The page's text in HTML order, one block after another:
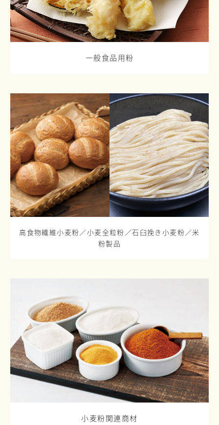
一般食品用粉
高食物繊維小麦粉／小麦全粒粉／石臼挽き小麦粉／米
粉製品
小麦粉関連商材